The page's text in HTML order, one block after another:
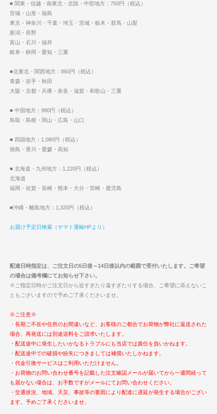
■ 関東・信越・南東北・北陸・中部地方：750円（税込）
宮城・山形・福島
東京・神奈川・千葉・埼玉・茨城・栃木・群馬・山梨
新潟・長野
富山・石川・福井
岐阜・静岡・愛知・三重
■北東北・関西地方：860円（税込）
青森・岩手・秋田
大阪・京都・兵庫・奈良・滋賀・和歌山・三重
■ 中国地方：980円（税込）
鳥取・島根・岡山・広島・山口
■ 四国地方：1,080円（税込）
徳島・香川・愛媛・高知
■ 北海道・九州地方：1,220円（税込）
北海道
福岡・佐賀・長崎・熊本・大分・宮崎・鹿児島
■沖縄・離島地方：1,320円（税込）
お届け予定日検索（ヤマト運輸HPより）
配達日時指定は、ご注文日の5日後～14日後以内の範囲で受付いたします。ご希望
の場合は備考欄にてお知らせ下さい。
※ご指定日時がご注文日から近すぎたり遠すぎたりする場合、ご希望に添えないこ
ともございますので予めご了承くださいませ。
※ご注意※
・長期ご不在や住所のお間違いなど、お客様のご都合でお荷物が弊社に返送された
場合、再発送には別途送料をご請求いたします。
・配送途中に発生したいかなるトラブルにも当店では責任を負いかねます。
・配送途中での破損や紛失につきましては補償いたしかねます。
・代金引換サービスはご利用いただけません。
・お荷物のお問い合わせ番号を記載した注文確認メールが届いてから一週間経って
も届かない場合は、お手数ですがメールにてお問い合わせください。
・交通状況、地域、天災、事故等の要因により配達に遅延が発生する場合がござい
ます。予めご了承くださいませ。